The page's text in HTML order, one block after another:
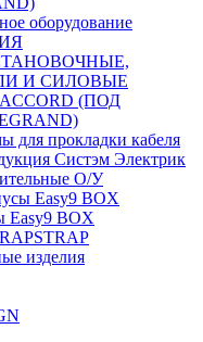
оборудование
И СИЛОВЫЕ
(ПОД
для прокладки кабеля
Систэм Электрик
О/У
Easy9 BOX
Easy9 BOX
изделия